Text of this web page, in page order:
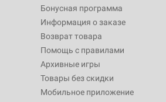
Бонусная программа
Информация о заказе
Возврат товара
Помощь с правилами
Архивные игры
Товары без скидки
Мобильное приложение